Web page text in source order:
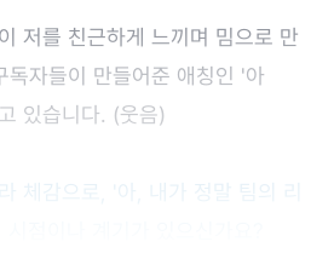
저를 친근하게 느끼며 밈으로 만
독자들이 만들어준 애칭인 '아
있습니다. (웃음)
체감으로, '아, 내가 정말 팀의 리